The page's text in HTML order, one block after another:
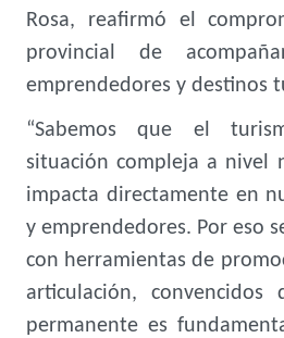
Rosa, reafirmó el
provincial de
emprendedores y destinos
“Sabemos que el
situación compleja a nivel
impacta directamente en
y emprendedores. Por eso
con herramientas de
articulación,
permanente es